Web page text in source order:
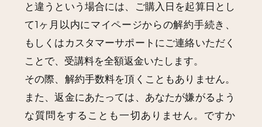
と違うという場合には、ご購入日を起算日とし
て1ヶ月以内にマイページからの解約手続き、
もしくはカスタマーサポートにご連絡いただく
ことで、受講料を全額返金いたします。
その際、解約手数料を頂くこともありません。
また、返金にあたっては、あなたが嫌がるよう
な質問をすることも一切ありません。ですか